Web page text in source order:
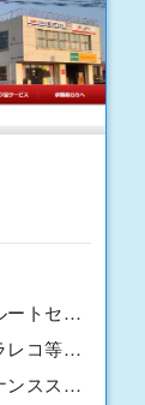
自動車部品のルートセールス
カーナビ・ドラレコ等の取付作業員
自動車メンテナンススタッフ